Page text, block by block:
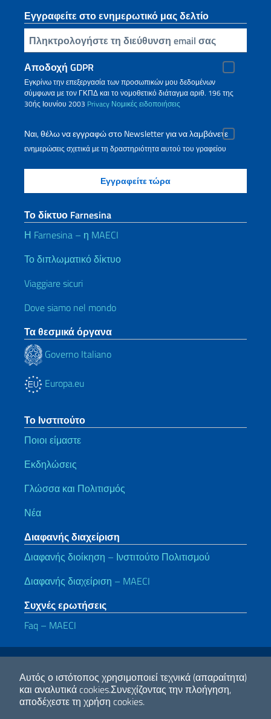
Αυτός ο ιστότοπος χρησιμοποιεί τεχνικά (απαραίτητα)
και αναλυτικά cookies.Συνεχίζοντας την πλοήγηση,
αποδέχεστε τη χρήση cookies.
Εγγραφείτε στο ενημερωτικό μας δελτίο
Πληκτρολογήστε τη διεύθυνση email σας
Αποδοχή GDPR
Εγκρίνω την επεξεργασία των προσωπικών μου δεδομένων
σύμφωνα με τον ΓΚΠΔ και το νομοθετικό διάταγμα αριθ. 196 της
30ής Ιουνίου 2003 Privacy Νομικές ειδοποιήσεις
Ναι, θέλω να εγγραφώ στο Newsletter για να λαμβάνετε
ενημερώσεις σχετικά με τη δραστηριότητα αυτού του γραφείου
Το δίκτυο Farnesina
Η Farnesina – η MAECI
Το διπλωματικό δίκτυο
Viaggiare sicuri
Dove siamo nel mondo
Τα θεσμικά όργανα
Governo Italiano
Europa.eu
Το Ινστιτούτο
Ποιοι είμαστε
Εκδηλώσεις
Γλώσσα και Πολιτισμός
Νέα
Διαφανής διαχείριση
Διαφανής διοίκηση – Ινστιτούτο Πολιτισμού
Διαφανής διαχείριση – MAECI
Συχνές ερωτήσεις
Faq – MAECI
Χρήσιμοι σύνδεσμοι